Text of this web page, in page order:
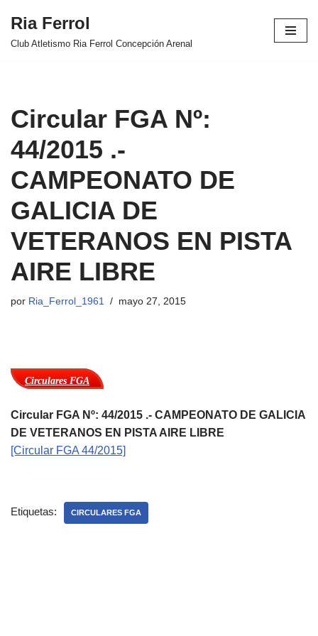
Saltar
Ria Ferrol
Club Atletismo Ria Ferrol Concepción Arenal
Circular FGA Nº:
44/2015 .-
CAMPEONATO DE
GALICIA DE
VETERANOS EN PISTA
AIRE LIBRE
por Ria_Ferrol_1961 mayo 27, 2015
Circulares FGA
Circular FGA Nº: 44/2015 .- CAMPEONATO DE GALICIA
DE VETERANOS EN PISTA AIRE LIBRE
[Circular FGA 44/2015]
Etiquetas: CIRCULARES FGA